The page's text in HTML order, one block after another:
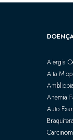
Alergia
Alta
Ambliopia
Anemia
Auto